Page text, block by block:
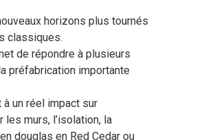
horizons plus tournés
classiques.
de répondre à plusieurs
préfabrication importante
un réel impact sur
murs, l’isolation, la
douglas en Red Cedar ou